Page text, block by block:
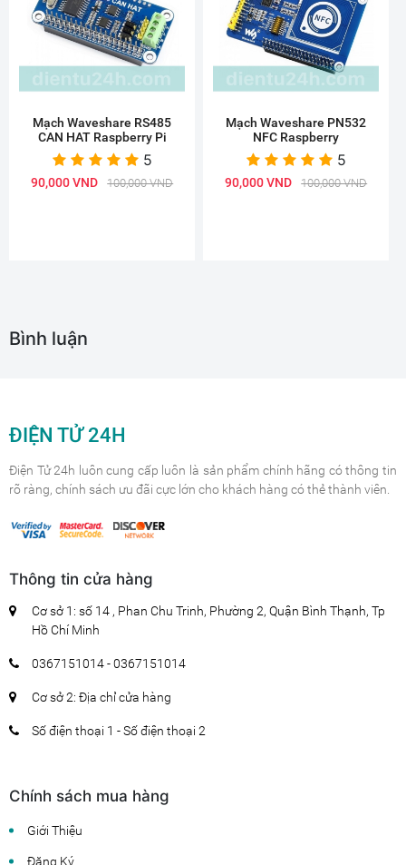
Mạch Waveshare RS485
CAN HAT Raspberry Pi
5
90,000 VND 100,000 VND
Mạch Waveshare PN532
NFC Raspberry
5
90,000 VND 100,000 VND
Bình luận
ĐIỆN TỬ 24H
Điện Tử 24h luôn cung cấp luôn là sản phẩm chính hãng có thông tin
rõ ràng, chính sách ưu đãi cực lớn cho khách hàng có thẻ thành viên.
Thông tin cửa hàng
Cơ sở 1: số 14 , Phan Chu Trinh, Phường 2, Quận Bình Thạnh, Tp
Hồ Chí Minh
0367151014 - 0367151014
Cơ sở 2: Địa chỉ cửa hàng
Số điện thoại 1 - Số điện thoại 2
Chính sách mua hàng
Giới Thiệu
Đăng Ký